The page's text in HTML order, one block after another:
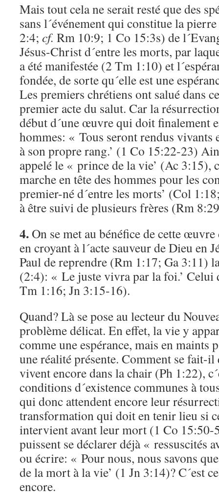
Mais tout cela ne serait resté que des
sans l´événement qui constitue la
2:4; cf. Rm 10:9; 1 Co 15:3s) de
Jésus-Christ d´entre les morts, par
a été manifestée (2 Tm 1:10) et
fondée, de sorte qu´elle est une
Les premiers chrétiens ont salué dans
premier acte du salut. Car la
début d´une œuvre qui doit finalement
hommes: « Tous seront rendus vivants
à son propre rang.’ (1 Co 15:22-23)
appelé le « prince de la vie’ (Ac 3:15),
marche en tête des hommes pour les
premier-né d´entre les morts’ (Col
à être suivi de plusieurs frères (Rm
4.On se met au bénéfice de cette
en croyant à l´acte sauveur de Dieu en
Paul de reprendre (Rm 1:17; Ga 3:11)
(2:4): « Le juste vivra par la foi.’
Tm 1:16; Jn 3:15-16).
Quand? Là se pose au lecteur du
problème délicat. En effet, la vie y
comme une espérance, mais en maints
une réalité présente. Comment se fait-il
vivent encore dans la chair (Ph 1:22),
conditions d´existence communes à
qui donc attendent encore leur
transformation qui doit en tenir lieu si
intervient avant leur mort (1 Co
puissent se déclarer déjà « ressuscités
ou écrire: « Pour nous, nous savons
de la mort à la vie’ (1 Jn 3:14)? C´est
encore.